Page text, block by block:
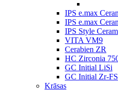
IPS e.max
IPS e.max
IPS Style Ceram
VITA VM9
Cerabien ZR
HC Zirconia
GC Initial LiSi
GC Initial Zr-FS
Krāsas